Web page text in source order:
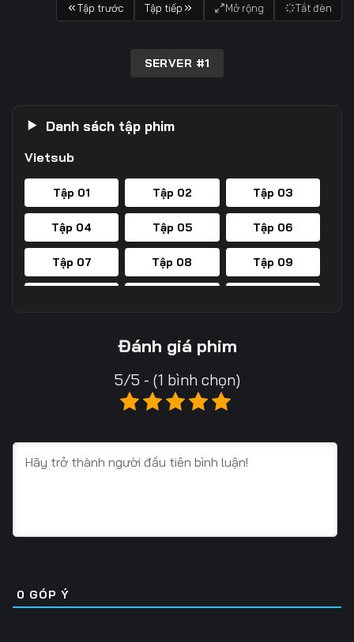
Tập trước Tập tiếp Mở rộng Tắt đèn
SERVER #1
Danh sách tập phim
Vietsub
Tập 01 Tập 02 Tập 03
Tập 04 Tập 05 Tập 06
Tập 07 Tập 08 Tập 09
Tập 20
Tập 25 Tập 26
Tập 31 Tập 32 Tập 33
Tập 37 Tập 38 Tập 39
Đánh giá phim
5/5 - (1 bình chọn)
0 GÓP Ý